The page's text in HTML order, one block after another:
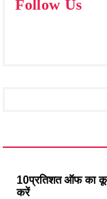
Follow Us
10प्रतिशत ऑफ का
करें